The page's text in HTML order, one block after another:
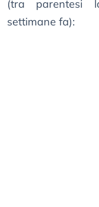
(tra parentesi
settimane fa):